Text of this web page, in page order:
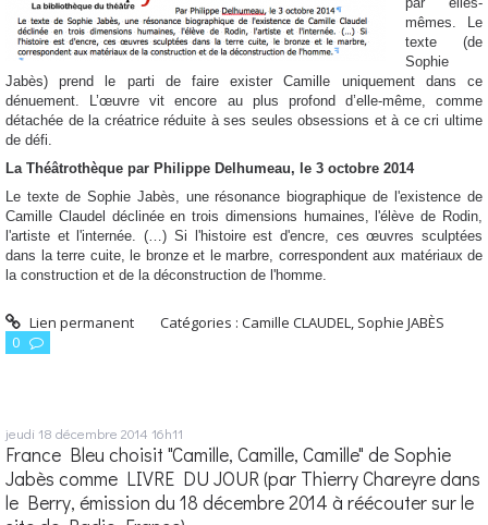
mêmes. Le
texte (de
Sophie
Jabès) prend le parti de faire exister Camille uniquement dans ce
dénuement. L’œuvre vit encore au plus profond d’elle-même, comme
détachée de la créatrice réduite à ses seules obsessions et à ce cri ultime
de défi.
La Théâtrothèque par Philippe Delhumeau, le 3 octobre 2014
Le texte de Sophie Jabès, une résonance biographique de l'existence de
Camille Claudel déclinée en trois dimensions humaines, l'élève de Rodin,
l'artiste et l'internée. (…) Si l'histoire est d'encre, ces œuvres sculptées
dans la terre cuite, le bronze et le marbre, correspondent aux matériaux de
la construction et de la déconstruction de l'homme.
Lien permanent Catégories :Camille CLAUDEL, Sophie JABÈS
0
jeudi 18 décembre 2014 16h11
France Bleu choisit "Camille, Camille, Camille" de Sophie
Jabès comme LIVRE DU JOUR (par Thierry Chareyre dans
le Berry, émission du 18 décembre 2014 à réécouter sur le